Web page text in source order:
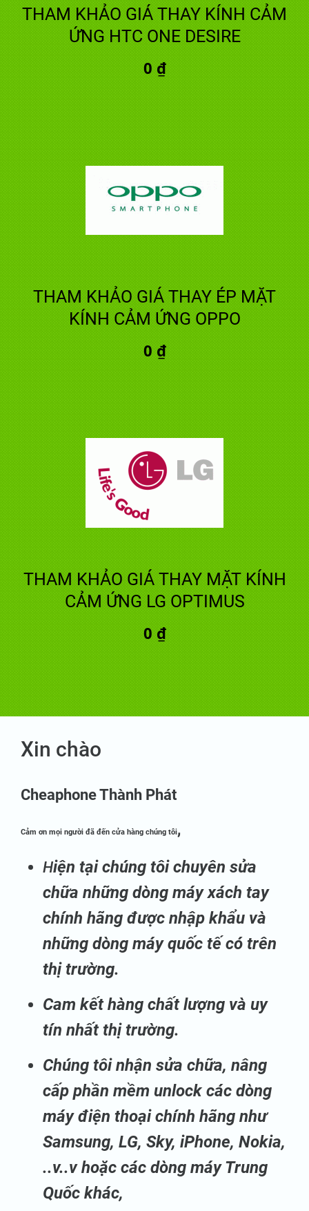
THAM KHẢO GIÁ THAY KÍNH CẢM
ỨNG HTC ONE DESIRE
0 ₫
THAM KHẢO GIÁ THAY ÉP MẶT
KÍNH CẢM ỨNG OPPO
0 ₫
THAM KHẢO GIÁ THAY MẶT KÍNH
CẢM ỨNG LG OPTIMUS
0 ₫
Xin chào
Cheaphone Thành Phát
Cảm ơn mọi người đã đến cửa hàng chúng tôi,
Hiện tại chúng tôi chuyên sửa
chữa những dòng máy xách tay
chính hãng được nhập khẩu và
những dòng máy quốc tế có trên
thị trường.
Cam kết hàng chất lượng và uy
tín nhất thị trường.
Chúng tôi nhận sửa chữa, nâng
cấp phần mềm unlock các dòng
máy điện thoại chính hãng như
Samsung, LG, Sky, iPhone, Nokia,
..v..v hoặc các dòng máy Trung
Quốc khác,